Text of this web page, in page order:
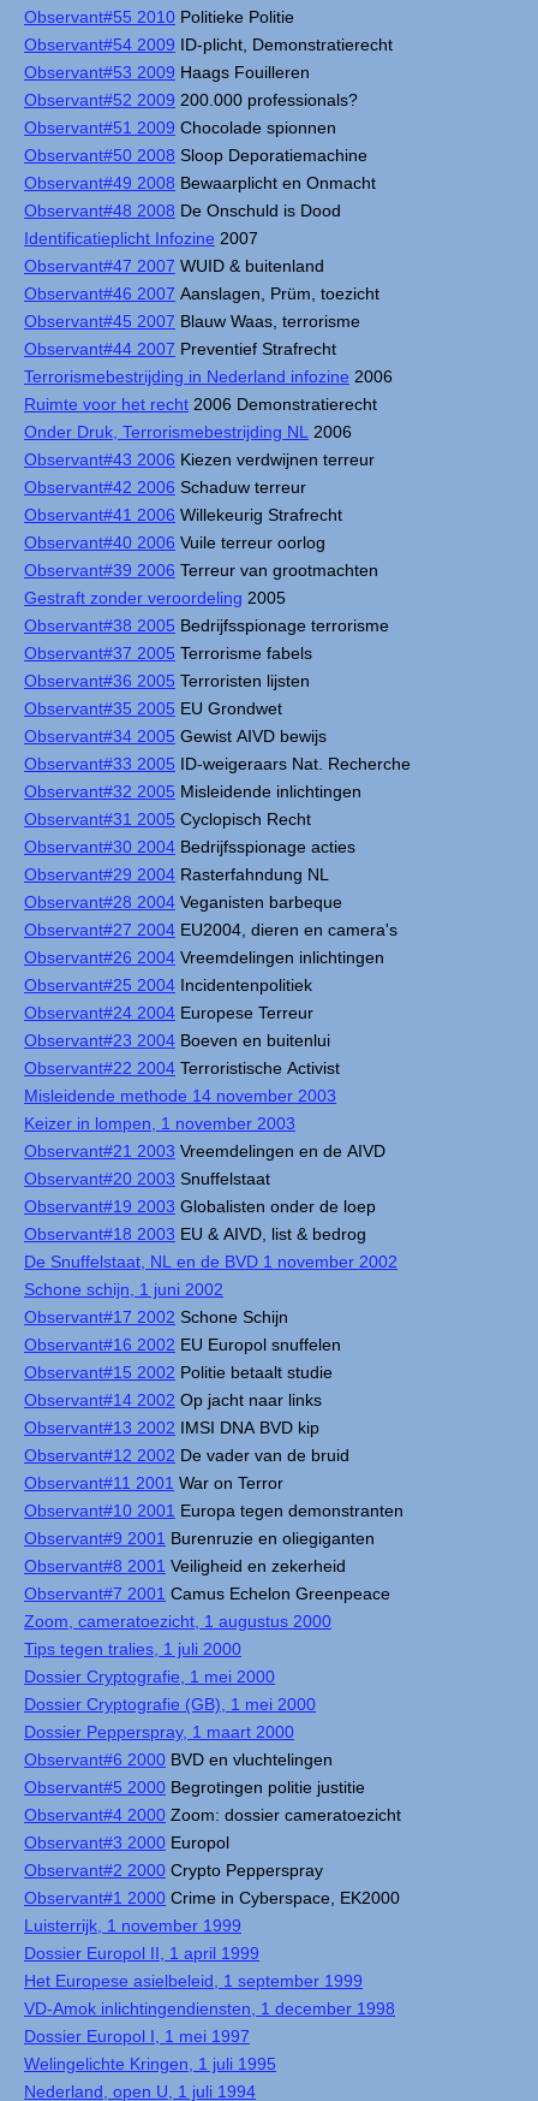
Observant#55 2010 Politieke Politie
Observant#54 2009 ID-plicht, Demonstratierecht
Observant#53 2009 Haags Fouilleren
Observant#52 2009 200.000 professionals?
Observant#51 2009 Chocolade spionnen
Observant#50 2008 Sloop Deporatiemachine
Observant#49 2008 Bewaarplicht en Onmacht
Observant#48 2008 De Onschuld is Dood
Identificatieplicht Infozine 2007
Observant#47 2007 WUID & buitenland
Observant#46 2007 Aanslagen, Prüm, toezicht
Observant#45 2007 Blauw Waas, terrorisme
Observant#44 2007 Preventief Strafrecht
Terrorismebestrijding in Nederland infozine 2006
Ruimte voor het recht 2006 Demonstratierecht
Onder Druk, Terrorismebestrijding NL
2006
Observant#43 2006 Kiezen verdwijnen terreur
Observant#42 2006 Schaduw terreur
Observant#41 2006 Willekeurig Strafrecht
Observant#40 2006 Vuile terreur oorlog
Observant#39 2006 Terreur van grootmachten
Gestraft zonder veroordeling 2005
Observant#38 2005 Bedrijfsspionage terrorisme
Observant#37 2005 Terrorisme fabels
Observant#36 2005 Terroristen lijsten
Observant#35 2005 EU Grondwet
Observant#34 2005 Gewist AIVD bewijs
Observant#33 2005 ID-weigeraars Nat. Recherche
Observant#32 2005 Misleidende inlichtingen
Observant#31 2005 Cyclopisch Recht
Observant#30 2004 Bedrijfsspionage acties
Observant#29 2004 Rasterfahndung NL
Observant#28 2004 Veganisten barbeque
Observant#27 2004 EU2004, dieren en camera's
Observant#26 2004 Vreemdelingen inlichtingen
Observant#25 2004 Incidentenpolitiek
Observant#24 2004 Europese Terreur
Observant#23 2004 Boeven en buitenlui
Observant#22 2004 Terroristische Activist
Misleidende methode 14 november 2003
Keizer in lompen, 1 november 2003
Observant#21 2003 Vreemdelingen en de AIVD
Observant#20 2003 Snuffelstaat
Observant#19 2003 Globalisten onder de loep
Observant#18 2003 EU & AIVD, list & bedrog
De Snuffelstaat, NL en de BVD 1 november 2002
Schone schijn, 1 juni 2002
Observant#17 2002 Schone Schijn
Observant#16 2002 EU Europol snuffelen
Observant#15 2002 Politie betaalt studie
Observant#14 2002 Op jacht naar links
Observant#13 2002 IMSI DNA BVD kip
Observant#12 2002 De vader van de bruid
Observant#11 2001 War on Terror
Observant#10 2001 Europa tegen demonstranten
Observant#9 2001 Burenruzie en oliegiganten
Observant#8 2001 Veiligheid en zekerheid
Observant#7 2001 Camus Echelon Greenpeace
Zoom, cameratoezicht, 1 augustus 2000
Tips tegen tralies, 1 juli 2000
Dossier Cryptografie, 1 mei 2000
Dossier Cryptografie (GB), 1 mei 2000
Dossier Pepperspray, 1 maart 2000
Observant#6 2000 BVD en vluchtelingen
Observant#5 2000 Begrotingen politie justitie
Observant#4 2000 Zoom: dossier cameratoezicht
Observant#3 2000 Europol
Observant#2 2000 Crypto Pepperspray
Observant#1 2000 Crime in Cyberspace, EK2000
Luisterrijk, 1 november 1999
Dossier Europol II, 1 april 1999
Het Europese asielbeleid, 1 september 1999
VD-Amok inlichtingendiensten, 1 december 1998
Dossier Europol I, 1 mei 1997
Welingelichte Kringen, 1 juli 1995
Nederland, open U, 1 juli 1994